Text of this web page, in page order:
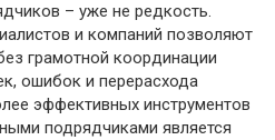
– уже не редкость.
и компаний позволяют
грамотной координации
ошибок и перерасхода
эффективных инструментов
подрядчиками является